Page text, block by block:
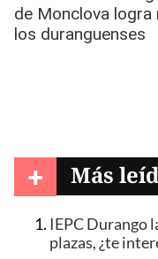
+ Más
IEPC Durango
plazas, ¿te